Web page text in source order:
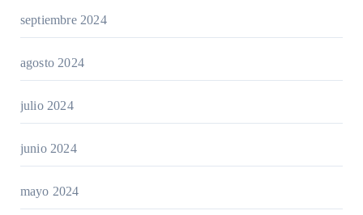
septiembre 2024
agosto 2024
julio 2024
junio 2024
mayo 2024